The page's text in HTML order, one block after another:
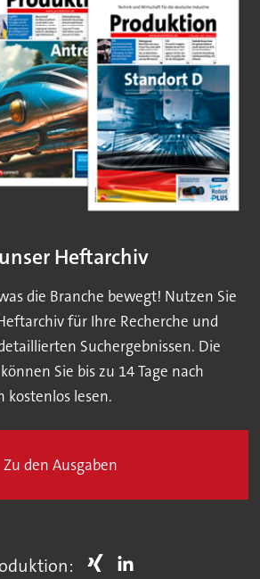
Heftarchiv
die Branche bewegt! Nutzen Sie
für Ihre Recherche und
Suchergebnissen. Die
Sie bis zu 14 Tage nach
kostenlos lesen.
Zu den Ausgaben